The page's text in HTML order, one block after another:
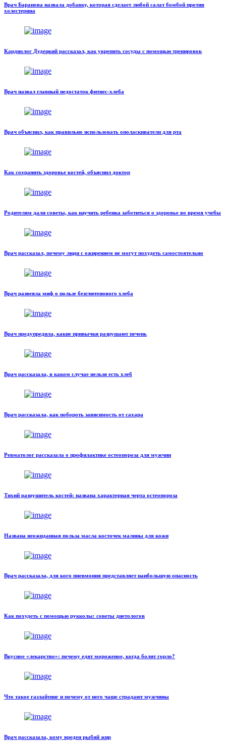
Врач Баранова назвала добавку, которая сделает любой салат бомбой против
холестерина
Кардиолог Дудецкий рассказал, как укрепить сосуды с помощью тренировок
Врач назвал главный недостаток фитнес-хлеба
Врач объяснил, как правильно использовать ополаскиватели для рта
Как сохранить здоровье костей, объяснил доктор
Родителям дали советы, как научить ребенка заботиться о здоровье во время учебы
Врач рассказал, почему люди с ожирением не могут похудеть самостоятельно
Врач развеяла миф о пользе безглютенового хлеба
Врач предупредила, какие привычки разрушают печень
Врач рассказала, в каком случае нельзя есть хлеб
Врач рассказала, как побороть зависимость от сахара
Ревматолог рассказала о профилактике остеопороза для мужчин
Тихий разрушитель костей: названа характерная черта остеопороза
Названа неожиданная польза масла косточек малины для кожи
Врач рассказала, для кого пневмония представляет наибольшую опасность
Как похудеть с помощью рукколы: советы диетологов
Вкусное «лекарство»: почему едят мороженое, когда болит горло?
Что такое газлайтинг и почему от него чаще страдают мужчины
Врач рассказала, кому вреден рыбий жир